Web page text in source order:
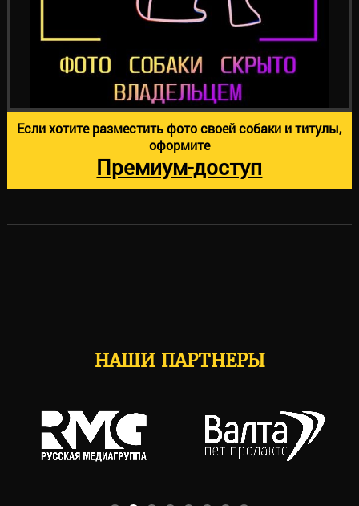
Если хотите разместить фото своей собаки и титулы,
оформите
Премиум-доступ
НАШИ ПАРТНЕРЫ